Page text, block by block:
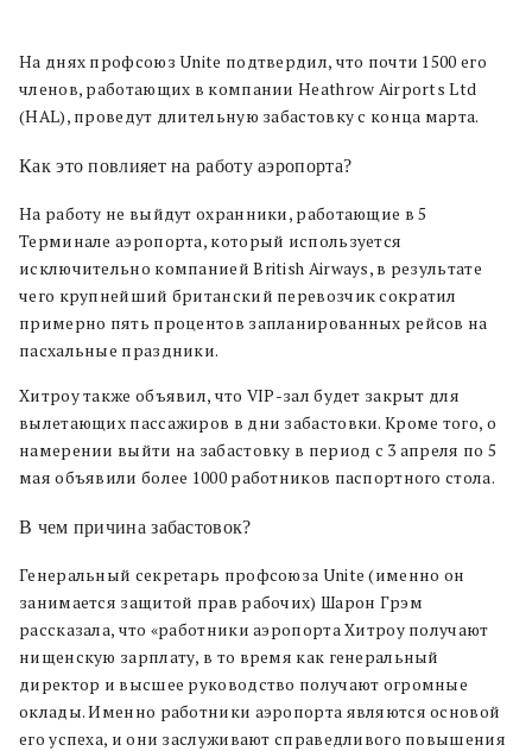
На днях профсоюз Unite подтвердил, что почти 1500 его
членов, работающих в компании Heathrow Airports Ltd
(HAL), проведут длительную забастовку с конца марта.
Как это повлияет на работу аэропорта?
На работу не выйдут охранники, работающие в 5
Терминале аэропорта, который используется
исключительно компанией British Airways, в результате
чего крупнейший британский перевозчик сократил
примерно пять процентов запланированных рейсов на
пасхальные праздники.
Хитроу также объявил, что VIP-зал будет закрыт для
вылетающих пассажиров в дни забастовки. Кроме того, о
намерении выйти на забастовку в период с 3 апреля по 5
мая объявили более 1000 работников паспортного стола.
В чем причина забастовок?
Генеральный секретарь профсоюза Unite (именно он
занимается защитой прав рабочих) Шарон Грэм
рассказала, что «работники аэропорта Хитроу получают
нищенскую зарплату, в то время как генеральный
директор и высшее руководство получают огромные
оклады. Именно работники аэропорта являются основой
его успеха, и они заслуживают справедливого повышения